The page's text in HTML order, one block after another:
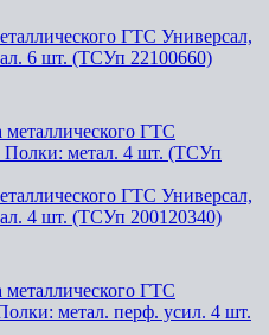
ГТС Универсал,
6 шт. (ТСУп 22100660)
ГТС Универсал,
4 шт. (ТСУп 200120340)